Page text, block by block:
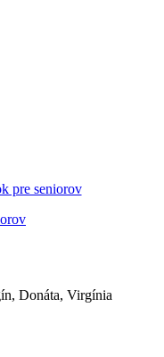
pre seniorov
Donáta, Virgínia